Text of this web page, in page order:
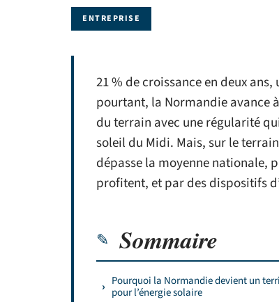
ENTREPRISE
21 % de croissance en deux
pourtant, la Normandie avance
du terrain avec une régularité
soleil du Midi. Mais, sur le
dépasse la moyenne nationale,
profitent, et par des dispositifs
Sommaire
Pourquoi la Normandie devient un
pour l’énergie solaire